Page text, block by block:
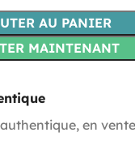
AU PANIER
MAINTENANT
en